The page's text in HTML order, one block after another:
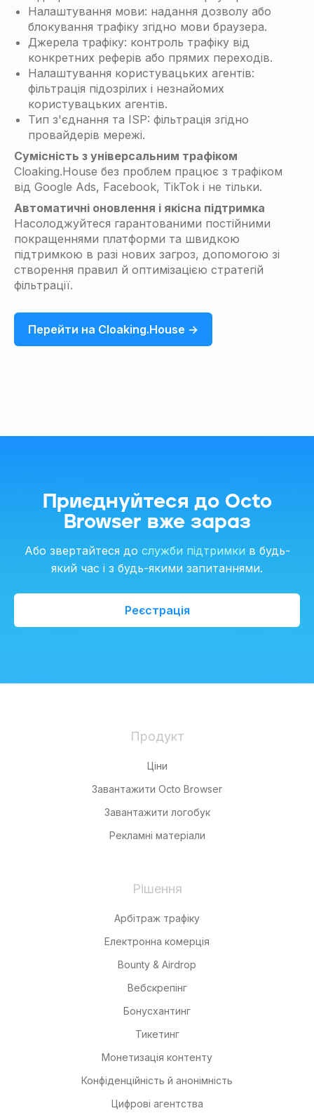
Налаштування мови: надання дозволу або
блокування трафіку згідно мови браузера.
Джерела трафіку: контроль трафіку від
конкретних реферів або прямих переходів.
Налаштування користувацьких агентів:
фільтрація підозрілих і незнайомих
користувацьких агентів.
Тип з'єднання та ISP: фільтрація згідно
провайдерів мережі.
Сумісність з універсальним трафіком
Cloaking.House без проблем працює з трафіком
від Google Ads, Facebook, TikTok і не тільки.
Автоматичні оновлення і якісна підтримка
Насолоджуйтеся гарантованими постійними
покращеннями платформи та швидкою
підтримкою в разі нових загроз, допомогою зі
створення правил й оптимізацією стратегій
фільтрації.
Перейти на Cloaking.House →
Приєднуйтеся до Octo
Browser вже зараз
Або звертайтеся до служби підтримки в будь-
який час і з будь-якими запитаннями.
Реєстрація
Продукт
Ціни
Завантажити Octo Browser
Завантажити логобук
Рекламні матеріали
Рішення
Арбітраж трафіку
Електронна комерція
Bounty & Airdrop
Вебскрепінг
Бонусхантинг
Тикетинг
Монетизація контенту
Конфіденційність й анонімність
Цифрові агентства